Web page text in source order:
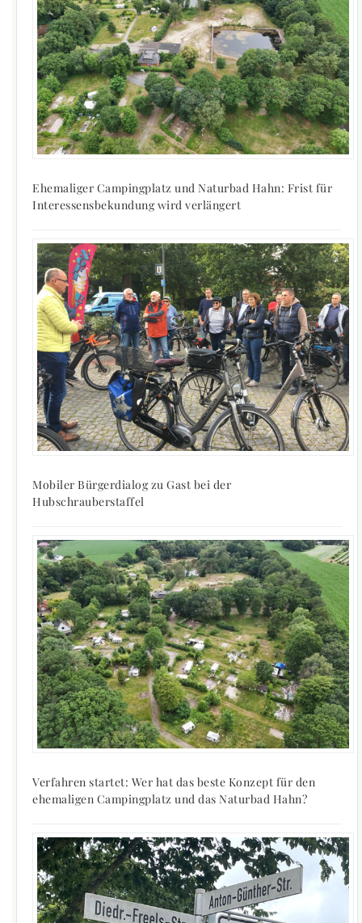
Ehemaliger Campingplatz und Naturbad Hahn: Frist für
Interessensbekundung wird verlängert
Mobiler Bürgerdialog zu Gast bei der
Hubschrauberstaffel
Verfahren startet: Wer hat das beste Konzept für den
ehemaligen Campingplatz und das Naturbad Hahn?